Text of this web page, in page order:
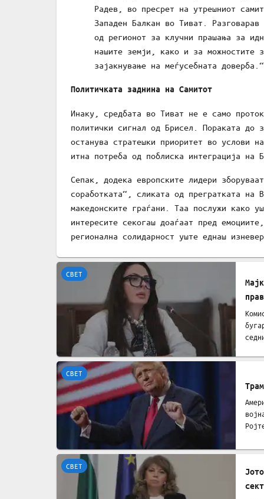
Радев, во пресрет на утрешниот
Западен Балкан во Тиват.
од регионот за клучни прашања за
нашите земји, како и за можностите
зајакнување на меѓусебната доверба.“
Политичката заднина на Самитот
Инаку, средбата во Тиват не е само
политички сигнал од Брисел. Пораката до
останува стратешки приоритет во услови
итна потреба од поблиска интеграција на
Сепак, додека европските лидери
соработката“, сликата од прегратката на
македонските граѓани. Таа послужи како
интересите секогаш доаѓаат пред
регионална солидарност уште еднаш
СВЕТ
СВЕТ
СВЕТ